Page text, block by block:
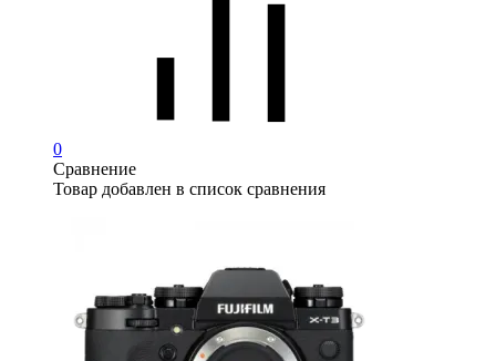
0
Сравнение
Товар добавлен в список сравнения